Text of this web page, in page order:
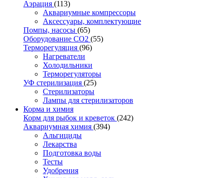
Аэрация (113)
Аквариумные компрессоры
Аксессуары, комплектующие
Помпы, насосы (65)
Оборудование CO2 (55)
Терморегуляция (96)
Нагреватели
Холодильники
Терморегуляторы
УФ стерилизация (25)
Стерилизаторы
Лампы для стерилизаторов
Корма и химия
Корм для рыбок и креветок (242)
Аквариумная химия (394)
Альгициды
Лекарства
Подготовка воды
Тесты
Удобрения